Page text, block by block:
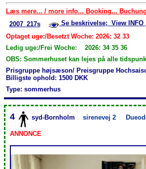
Læs mere... / more info... Booking...
2007_217s
Se beskrivelse; View INFO
Optaget uge:/Besetzt Woche: 2026: 32 33
Ledig uge:/Frei Woche: 2026: 34 35 36
OBS: Sommerhuset kan lejes på alle
Prisgruppe højsæson/ Preisgruppe
Billigste ophold: 1500 DKK
Type: sommerhus
4 syd-Bornholm sirenevej 2
ANNONCE